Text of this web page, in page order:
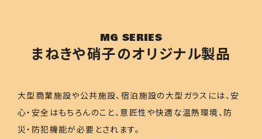
MG SERIES
まねきや硝子のオリジナル製品
大型商業施設や公共施設、宿泊施設の大型ガラスには、安
心・安全はもちろんのこと、意匠性や快適な温熱環境、防
災・防犯機能が必要とされます。